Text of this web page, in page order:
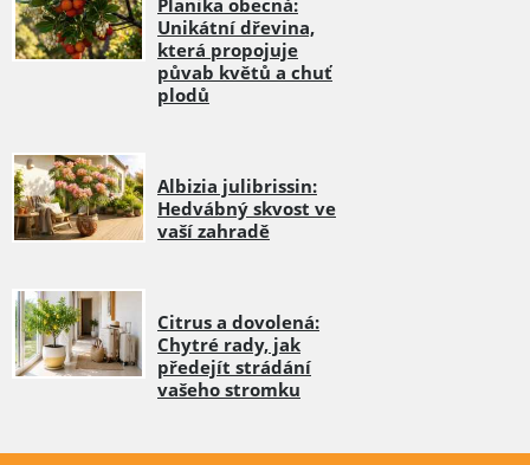
Unikátní dřevina,
která propojuje
půvab květů a chuť
plodů
Albizia julibrissin:
Hedvábný skvost ve
vaší zahradě
Citrus a dovolená:
Chytré rady, jak
předejít strádání
vašeho stromku